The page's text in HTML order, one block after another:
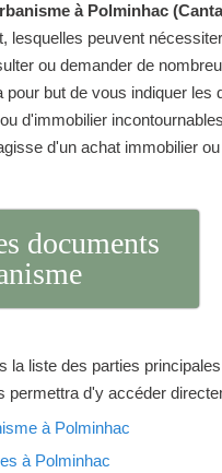
à Polminhac
lesquelles peuvent
ou demander de
pour but de vous indiquer les
d'immobilier
d'un achat immobilier
documents
la liste des parties
permettra d'y accéder
à Polminhac
à Polminhac